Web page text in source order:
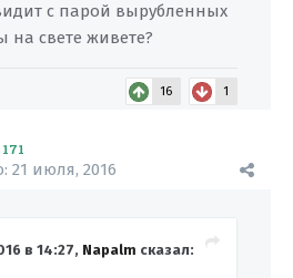
с парой вырубленных
на свете живете?
16 1
171
21 июля, 2016
в 14:27, Napalm сказал: